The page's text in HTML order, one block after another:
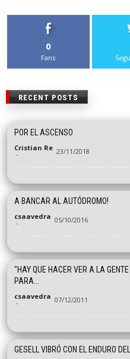
0
Fans
RECENT POSTS
POR EL ASCENSO
Cristian Re
- 23/11/2018
A BANCAR AL AUTÓDROMO!
csaavedra
- 05/10/2016
"HAY QUE HACER VER A LA
PARA...
csaavedra
- 07/12/2011
GESELL VIBRÓ CON EL ENDURO